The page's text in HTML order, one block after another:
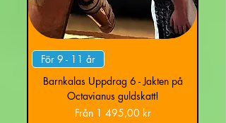
För 9 - 11 år
Barnkalas Uppdrag 6 - Jakten på
Octavianus guldskatt!
Från 1 495,00 kr
Reapris